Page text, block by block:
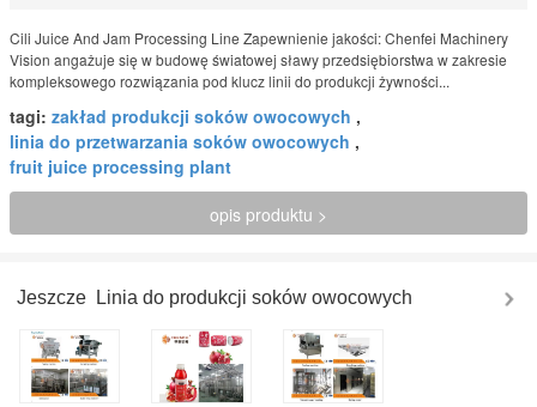
Cili Juice And Jam Processing Line Zapewnienie jakości: Chenfei Machinery
Vision angażuje się w budowę światowej sławy przedsiębiorstwa w zakresie
kompleksowego rozwiązania pod klucz linii do produkcji żywności...
tagi: zakład produkcji soków owocowych ,
linia do przetwarzania soków owocowych ,
fruit juice processing plant
opis produktu >
Jeszcze Linia do produkcji soków owocowych